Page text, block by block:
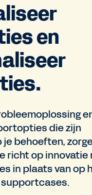
en
die zijn
behoeften,
richt op innovatie
in plaats van op
supportcases.